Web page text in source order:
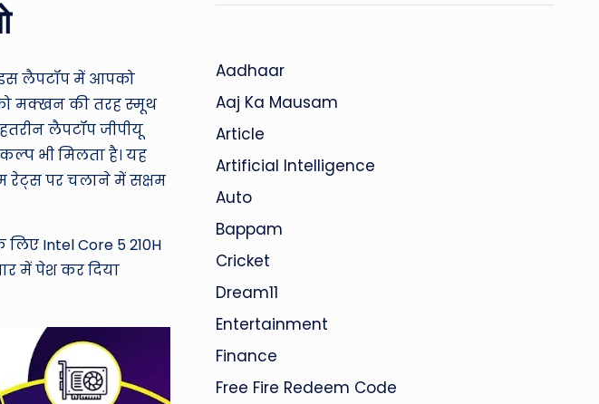
इस लैपटॉप में आपको
मक्खन की तरह स्मूथ
लैपटॉप जीपीयू
भी मिलता है। यह
रेट्स पर चलाने में सक्षम
Intel Core 5 210H
में पेश कर दिया
Aadhaar
Aaj Ka Mausam
Article
Artificial Intelligence
Auto
Bappam
Cricket
Dream11
Entertainment
Finance
Free Fire Redeem Code